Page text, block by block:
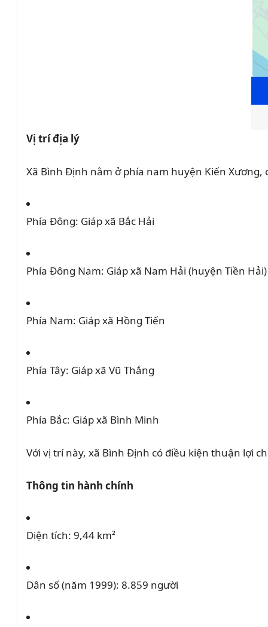
Vị trí địa lý
Xã Bình Định nằm ở phía nam huyện Kiến Xương,
Phía Đông: Giáp xã Bắc Hải
Phía Đông Nam: Giáp xã Nam Hải (huyện Tiền Hải)
Phía Nam: Giáp xã Hồng Tiến
Phía Tây: Giáp xã Vũ Thắng
Phía Bắc: Giáp xã Bình Minh
Với vị trí này, xã Bình Định có điều kiện thuận lợi
Thông tin hành chính
Diện tích: 9,44 km²
Dân số (năm 1999): 8.859 người